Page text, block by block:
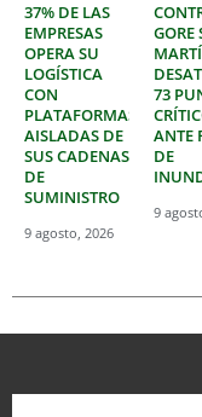
37% DE LAS
EMPRESAS
OPERA SU
LOGÍSTICA
CON
PLATAFORMAS
AISLADAS DE
SUS CADENAS
DE
SUMINISTRO
9 agosto, 2026
GORE
73
ANTE
DE
9